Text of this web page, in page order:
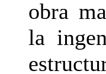
obra
la